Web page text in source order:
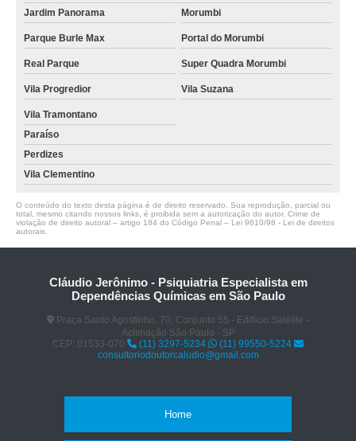
Jardim Panorama
Morumbi
Parque Burle Max Portal do Morumbi
Real Parque Super Quadra Morumbi
Vila Progredior Vila Suzana
Vila Tramontano
Paraíso
Perdizes
Vila Clementino
O conteúdo do texto desta página é de direito reservado. Sua reprodução, parcial ou
total, mesmo citando nossos links, é proibida sem a autorização do autor. Crime de
violação de direito autoral – artigo 184 do Código Penal – Lei 9610/98 - Lei de direitos
autorais
Cláudio Jerônimo - Psiquiatria Especialista em
Dependências Químicas em São Paulo
Praça Santo Agostinho, 70, Conjunto 55 - Edifício Satélite -
Aclimação São Paulo - SP
CEP: 01533-070
(11) 3297-5234
(11) 99550-5224
consultoriodoutorcaludio@gmail.com
Home